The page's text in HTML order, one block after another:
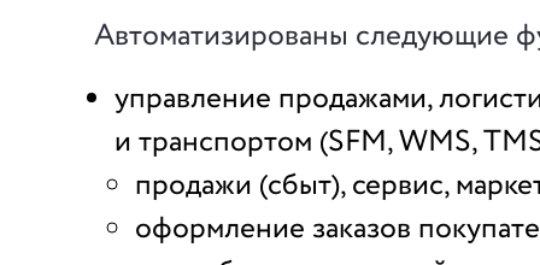
Автоматизированы следующие
управление продажами,
и транспортом (SFM, WMS,
продажи (сбыт), сервис,
оформление заказов